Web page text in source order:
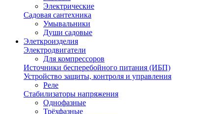
Электрические
Садовая сантехника
Умывальники
Души садовые
Элеткроизделия
Электродвигатели
Для компрессоров
Источники бесперебойного питания (ИБП)
Устройство защиты, контроля и управления
Реле
Стабилизаторы напряжения
Однофазные
Трёхфазные